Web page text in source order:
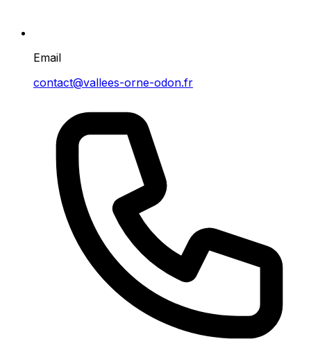
Email
contact@vallees-orne-odon.fr